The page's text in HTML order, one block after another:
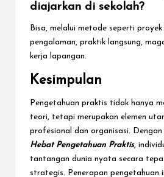
diajarkan di sekolah?
Bisa, melalui metode seperti proyek
pengalaman, praktik langsung,
kerja lapangan.
Kesimpulan
Pengetahuan praktis tidak hanya
teori, tetapi merupakan elemen
profesional dan organisasi. Dengan
Hebat Pengetahuan Praktis,
tantangan dunia nyata secara
strategis. Penerapan pengetahuan